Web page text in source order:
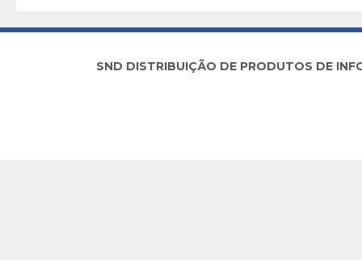
SND DISTRIBUIÇÃO DE PRODUTOS DE